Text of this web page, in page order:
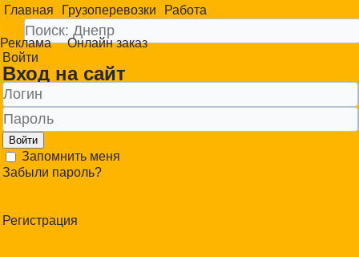
Главная Грузоперевозки Работа
Реклама
Онлайн заказ
Войти
Вход на сайт
Войти
Запомнить меня
Забыли пароль?
Регистрация